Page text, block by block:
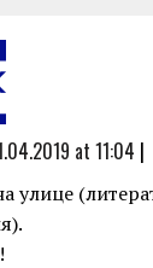
at 11:04 |
улице